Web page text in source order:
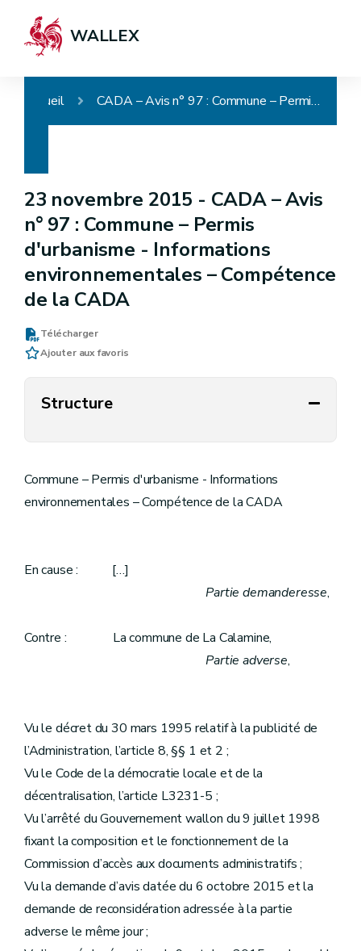
WALLEX
Accueil CADA – Avis n° 97 : Commune – Permis d'urbanisme - Informations environnementales – Compétence de la CADA
23 novembre 2015 - CADA – Avis
n° 97 : Commune – Permis
d'urbanisme - Informations
environnementales – Compétence
de la CADA
Télécharger
Ajouter aux favoris
Structure
Commune – Permis d'urbanisme - Informations
environnementales – Compétence de la CADA
En cause : […]
Partie demanderesse,
Contre : La commune de La Calamine,
Partie adverse,
Vu le décret du 30 mars 1995 relatif à la publicité de
l’Administration, l’article 8, §§ 1 et 2 ;
Vu le Code de la démocratie locale et de la
décentralisation, l’article L3231-5 ;
Vu l’arrêté du Gouvernement wallon du 9 juillet 1998
fixant la composition et le fonctionnement de la
Commission d’accès aux documents administratifs ;
Vu la demande d’avis datée du 6 octobre 2015 et la
demande de reconsidération adressée à la partie
adverse le même jour ;